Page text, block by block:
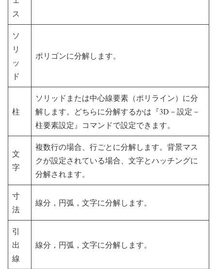
ス
ソ
リ
ッ
ド
ポリゴンに分解します。
柱
ソリッドまたは中心線要素（ポリライン）に分
解します。どちらに分解するかは『3D－設定－
柱要素設定』コマンドで設定できます。
文
字
複数行の場合、行ごとに分解します。背景マス
クが設定されている場合、文字とハッチングに
分解されます。
寸
法
線分，円弧，文字に分解します。
引
出
線
線分，円弧，文字に分解します。